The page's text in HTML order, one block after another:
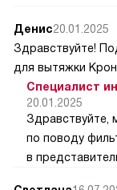
Денис20.01.2025
Здравствуйте!
для вытяжки
Специалист
20.01.2025
Здравствуйте,
по поводу
в